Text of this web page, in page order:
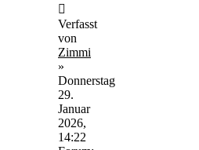
Verfasst
von
Zimmi
»
Donnerstag
29.
Januar
2026,
14:22